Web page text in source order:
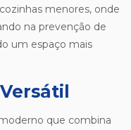
menores, onde
na prevenção de
um espaço mais
que combina